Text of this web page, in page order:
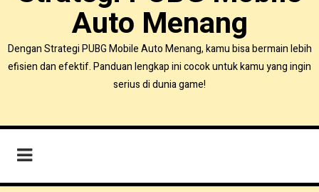
Auto Menang
Dengan Strategi PUBG Mobile Auto Menang, kamu bisa bermain lebih
efisien dan efektif. Panduan lengkap ini cocok untuk kamu yang ingin
serius di dunia game!